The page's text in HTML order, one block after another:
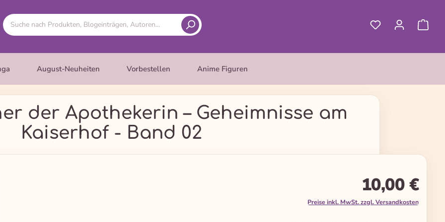
August-Neuheiten Vorbestellen Anime Figuren
der Apothekerin – Geheimnisse am
Kaiserhof - Band 02
10,00 €
Preise inkl. MwSt. zzgl. Versandkosten